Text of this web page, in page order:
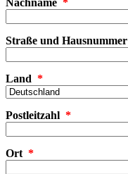
Nachname *
Straße und Hausnummer
Land *
Postleitzahl *
Ort *